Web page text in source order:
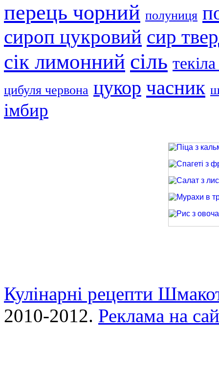
перець чорний полуниця
сироп цукровий сир
сік лимонний сіль
цибуля червона цукор часник
імбир
Кулінарні рецепти
2010-2012. Реклама на